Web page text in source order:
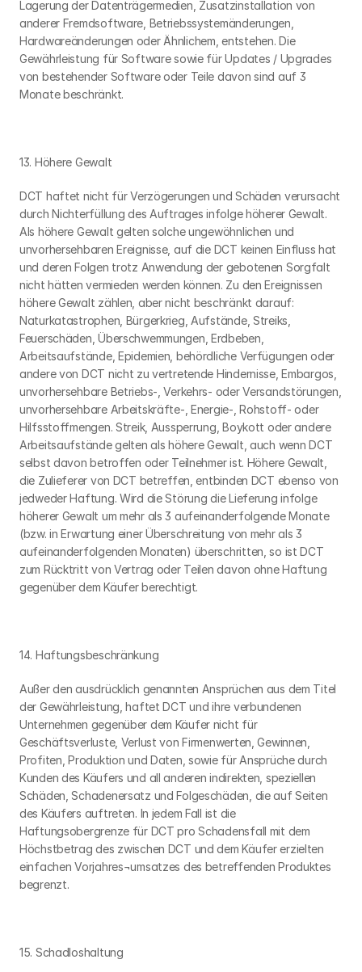
Lagerung der Datenträgermedien, Zusatzinstallation von
anderer Fremdsoftware, Betriebssystemänderungen,
Hardwareänderungen oder Ähnlichem, entstehen. Die
Gewährleistung für Software sowie für Updates / Upgrades
von bestehender Software oder Teile davon sind auf 3
Monate beschränkt.
13. Höhere Gewalt
DCT haftet nicht für Verzögerungen und Schäden verursacht
durch Nichterfüllung des Auftrages infolge höherer Gewalt.
Als höhere Gewalt gelten solche ungewöhnlichen und
unvorhersehbaren Ereignisse, auf die DCT keinen Einfluss hat
und deren Folgen trotz Anwendung der gebotenen Sorgfalt
nicht hätten vermieden werden können. Zu den Ereignissen
höhere Gewalt zählen, aber nicht beschränkt darauf:
Naturkatastrophen, Bürgerkrieg, Aufstände, Streiks,
Feuerschäden, Überschwemmungen, Erdbeben,
Arbeitsaufstände, Epidemien, behördliche Verfügungen oder
andere von DCT nicht zu vertretende Hindernisse, Embargos,
unvorhersehbare Betriebs-, Verkehrs- oder Versandstörungen,
unvorhersehbare Arbeitskräfte-, Energie-, Rohstoff- oder
Hilfsstoffmengen. Streik, Aussperrung, Boykott oder andere
Arbeitsaufstände gelten als höhere Gewalt, auch wenn DCT
selbst davon betroffen oder Teilnehmer ist. Höhere Gewalt,
die Zulieferer von DCT betreffen, entbinden DCT ebenso von
jedweder Haftung. Wird die Störung die Lieferung infolge
höherer Gewalt um mehr als 3 aufeinanderfolgende Monate
(bzw. in Erwartung einer Überschreitung von mehr als 3
aufeinanderfolgenden Monaten) überschritten, so ist DCT
zum Rücktritt von Vertrag oder Teilen davon ohne Haftung
gegenüber dem Käufer berechtigt.
14. Haftungsbeschränkung
Außer den ausdrücklich genannten Ansprüchen aus dem Titel
der Gewährleistung, haftet DCT und ihre verbundenen
Unternehmen gegenüber dem Käufer nicht für
Geschäftsverluste, Verlust von Firmenwerten, Gewinnen,
Profiten, Produktion und Daten, sowie für Ansprüche durch
Kunden des Käufers und all anderen indirekten, speziellen
Schäden, Schadenersatz und Folgeschäden, die auf Seiten
des Käufers auftreten. In jedem Fall ist die
Haftungsobergrenze für DCT pro Schadensfall mit dem
Höchstbetrag des zwischen DCT und dem Käufer erzielten
einfachen Vorjahres¬umsatzes des betreffenden Produktes
begrenzt.
15. Schadloshaltung